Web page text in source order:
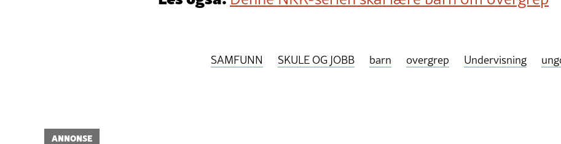
SAMFUNN SKULE OG JOBB barn overgrep Undervisning
ANNONSE